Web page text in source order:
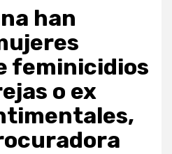
han
feminicidios
o ex